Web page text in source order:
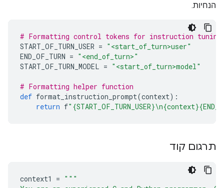
הנחיות.
# Formatting control tokens for instruction tuning
START_OF_TURN_USER = "<start_of_turn>user"
END_OF_TURN = "<end_of_turn>"
START_OF_TURN_MODEL = "<start_of_turn>model"
# Formatting helper function
def format_instruction_prompt(context):
return f
תרגום קוד
context1 = """